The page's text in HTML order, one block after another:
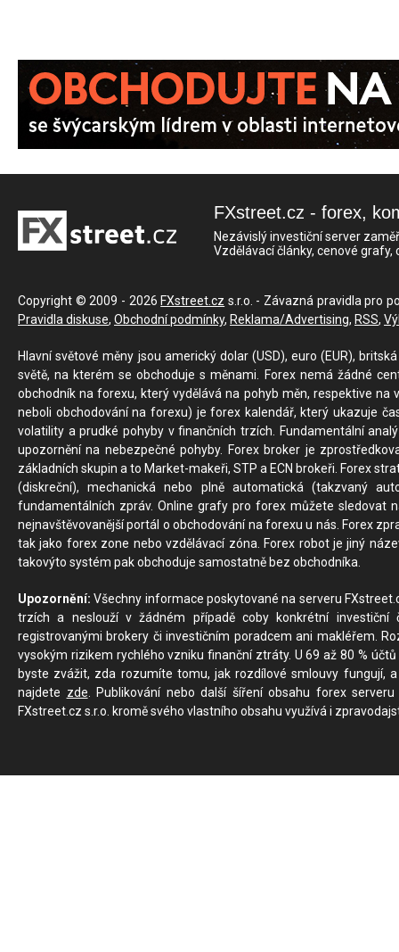
FXstreet.cz - forex,
Nezávislý investiční server
Vzdělávací články, cenové
Copyright © 2009 - 2026 FXstreet.cz s.r.o. - Závazná pravidla pro
Pravidla diskuse, Obchodní podmínky, Reklama/Advertising, RSS,
Hlavní světové měny jsou americký dolar (USD), euro (EUR),
světě, na kterém se obchoduje s měnami. Forex nemá žádné
obchodník na forexu, který vydělává na pohyb měn, respektive
neboli obchodování na forexu) je forex kalendář, který ukazuje
volatility a prudké pohyby v finančních trzích. Fundamentální
upozornění na nebezpečné pohyby. Forex broker je
základních skupin a to Market-makeři, STP a ECN brokeři. Forex
(diskreční), mechanická nebo plně automatická (takzvaný
fundamentálních zpráv. Online grafy pro forex můžete sledovat
nejnavštěvovanější portál o obchodování na forexu u nás. Forex
tak jako forex zone nebo vzdělávací zóna. Forex robot je jiný
takovýto systém pak obchoduje samostatně bez obchodníka.
Upozornění: Všechny informace poskytované na serveru
trzích a neslouží v žádném případě coby konkrétní investiční
registrovanými brokery či investičním poradcem ani makléřem.
vysokým rizikem rychlého vzniku finanční ztráty. U 69 až 80 %
byste zvážit, zda rozumíte tomu, jak rozdílové smlouvy fungují,
najdete zde. Publikování nebo další šíření obsahu forex
FXstreet.cz s.r.o. kromě svého vlastního obsahu využívá i